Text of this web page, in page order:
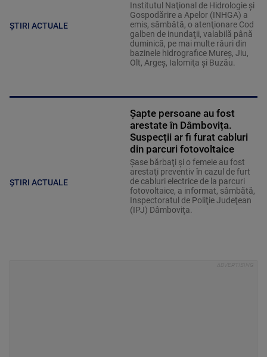
ȘTIRI ACTUALE
Institutul Naţional de Hidrologie şi
Gospodărire a Apelor (INHGA) a
emis, sâmbătă, o atenţionare Cod
galben de inundaţii, valabilă până
duminică, pe mai multe râuri din
bazinele hidrografice Mureş, Jiu,
Olt, Argeş, Ialomiţa şi Buzău.
ȘTIRI ACTUALE
Șapte persoane au fost
arestate în Dâmbovița.
Suspecții ar fi furat cabluri
din parcuri fotovoltaice
Şase bărbaţi şi o femeie au fost
arestaţi preventiv în cazul de furt
de cabluri electrice de la parcuri
fotovoltaice, a informat, sâmbătă,
Inspectoratul de Poliţie Judeţean
(IPJ) Dâmboviţa.